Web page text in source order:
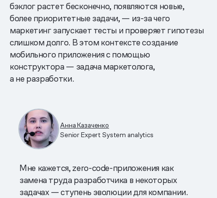
бэклог растет бесконечно, появляются новые,
более приоритетные задачи, — из-за чего
маркетинг запускает тесты и проверяет гипотезы
слишком долго. В этом контексте создание
мобильного приложения с помощью
конструктора — задача маркетолога,
а не разработки.
Анна Казаченко
Senior Expert System analytics
Мне кажется, zero-code-приложения как
замена труда разработчика в некоторых
задачах — ступень эволюции для компании.